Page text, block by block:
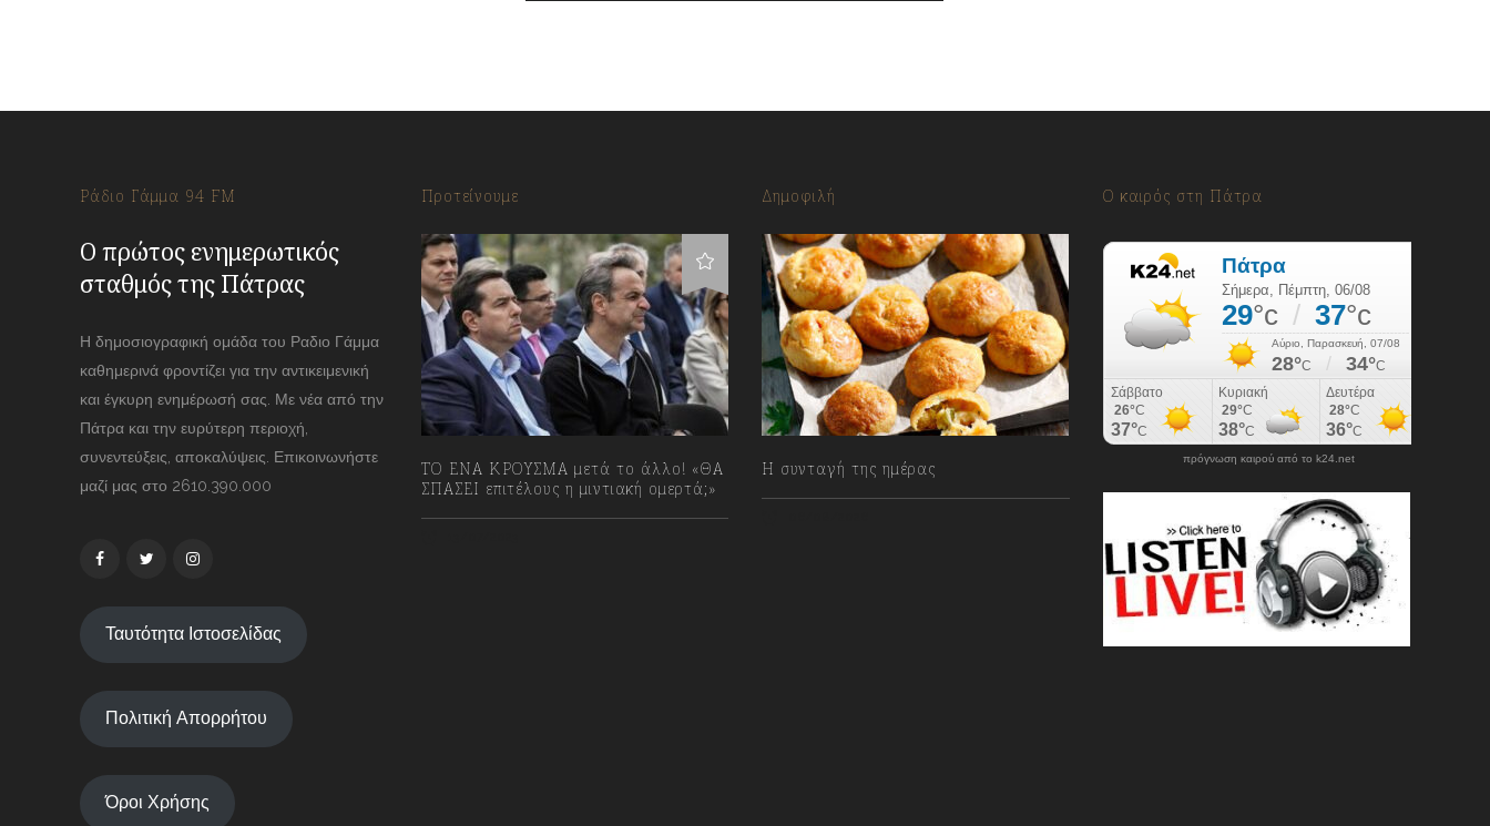
Ράδιο Γάμμα 94 FM
Ο πρώτος ενημερωτικός
σταθμός της Πάτρας
Η δημοσιογραφική ομάδα του Ραδιο Γάμμα
καθημερινά φροντίζει για την αντικειμενική
και έγκυρη ενημέρωσή σας. Με νέα από την
Πάτρα και την ευρύτερη περιοχή,
συνεντεύξεις, αποκαλύψεις. Επικοινωνήστε
μαζί μας στο 2610.390.000
Ταυτότητα Ιστοσελίδας
Πολιτική Απορρήτου
Όροι Χρήσης
Προτείνουμε
ΤΟ ΕΝΑ ΚΡΟΥΣΜΑ μετά το άλλο! «ΘΑ
ΣΠΑΣΕΙ επιτέλους η μιντιακή ομερτά;»
Δημοφιλή
Η συνταγή της ημέρας
Ο καιρός στη Πάτρα
πρόγνωση καιρού από το k24.net